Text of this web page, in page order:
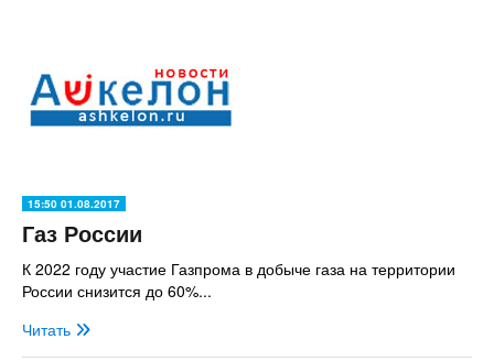
15:50 01.08.2017
Газ России
К 2022 году участие Газпрома в добыче газа на территории
России снизится до 60%...
Читать